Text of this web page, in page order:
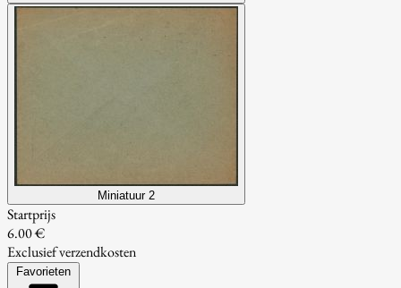
Miniatuur 2
Startprijs
6.00 €
Exclusief verzendkosten
Favorieten